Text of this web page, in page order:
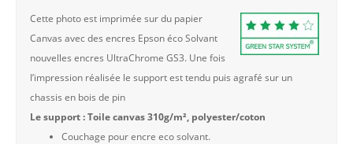
Cette photo est imprimée sur du papier
Canvas avec des encres Epson éco Solvant
nouvelles encres UltraChrome GS3. Une fois
l’impression réalisée le support est tendu puis agrafé sur un
chassis en bois de pin
Le support : Toile canvas 310g/m², polyester/coton
Couchage pour encre eco solvant.